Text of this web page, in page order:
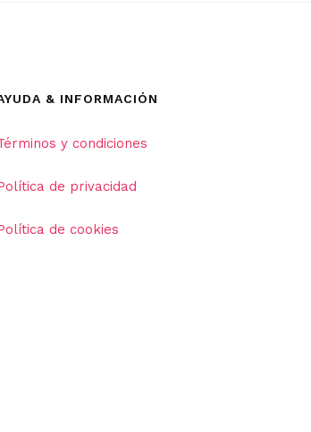
& INFORMACIÓN
y condiciones
de privacidad
de cookies